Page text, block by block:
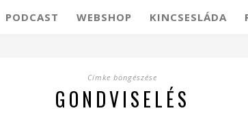
PODCAST WEBSHOP KINCSESLÁDA
Címke böngészése
GONDVISELÉS